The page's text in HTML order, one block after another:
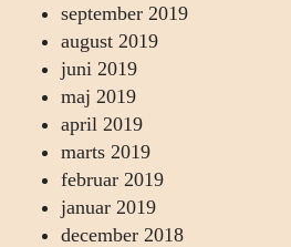
september 2019
august 2019
juni 2019
maj 2019
april 2019
marts 2019
februar 2019
januar 2019
december 2018